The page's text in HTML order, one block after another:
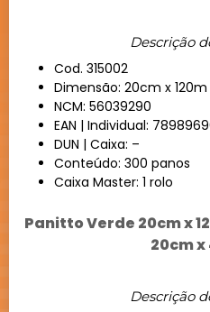
Descrição
Cod. 315002
Dimensão: 20cm x 120m
NCM: 56039290
EAN | Individual:
DUN | Caixa: –
Conteúdo: 300 panos
Caixa Master: 1 rolo
Panitto Verde 20cm x
20cm
Descrição